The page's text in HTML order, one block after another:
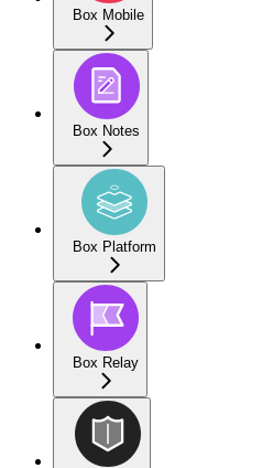
Box Mobile
Box Notes
Box Platform
Box Relay